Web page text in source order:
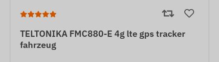
TELTONIKA FMC880-E 4g lte gps tracker
fahrzeug